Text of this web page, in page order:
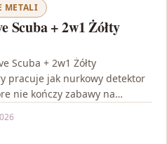
METALI
Scuba + 2w1 Żółty
Scuba + 2w1 Żółty
pracuje jak nurkowy detektor
nie kończy zabawy na…